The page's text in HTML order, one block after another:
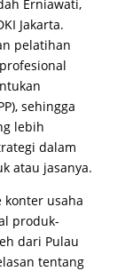
Erniawati,
Jakarta.
pelatihan
sehingga
lebih
dalam
atau jasanya.
konter usaha
produk-
dari Pulau
tentang